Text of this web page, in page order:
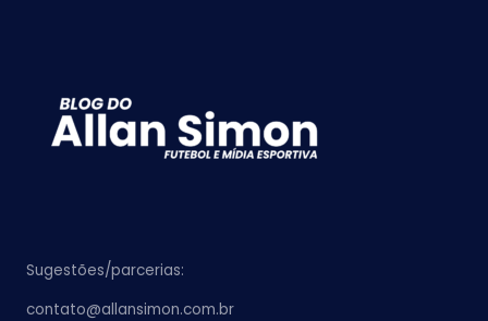
Sugestões/parcerias:
contato@allansimon.com.br